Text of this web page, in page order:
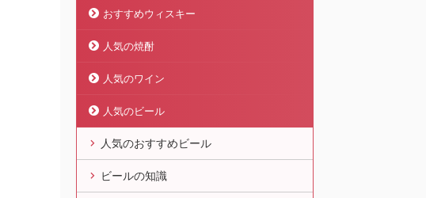
おすすめウィスキー
人気の焼酎
人気のワイン
人気のビール
人気のおすすめビール
ビールの知識